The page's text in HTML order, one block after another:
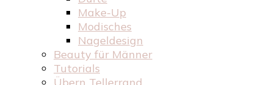
Make-Up
Modisches
Nageldesign
Beauty für Männer
Tutorials